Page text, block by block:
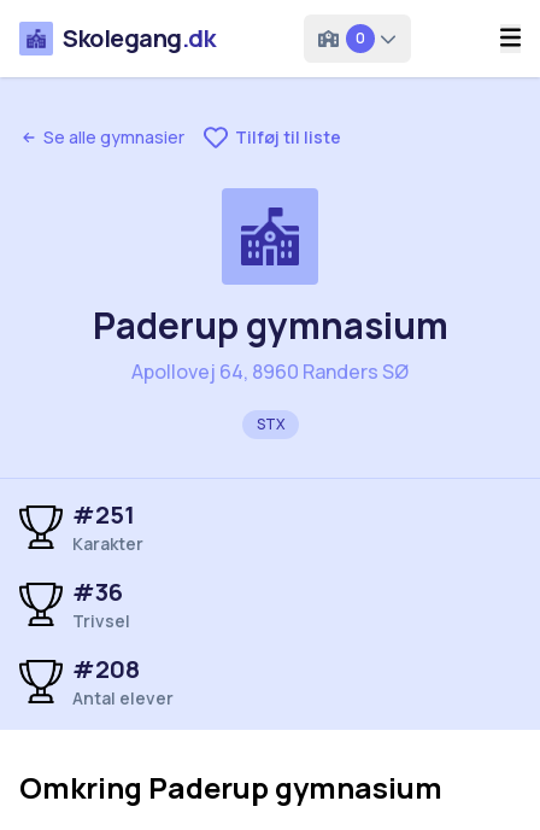
Skolegang.dk 0
Se alle gymnasier Tilføj til liste
Paderup gymnasium
Apollovej 64, 8960 Randers SØ
STX
#251
Karakter
#36
Trivsel
#208
Antal elever
Omkring Paderup gymnasium